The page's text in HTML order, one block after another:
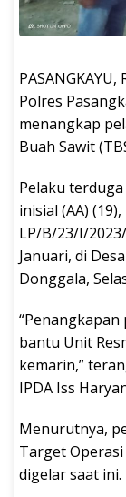
Polres
menangkap
Buah Sawit
Pelaku
inisial (AA)
LP/B/23/I/
Januari, di
Donggala,
bantu Unit
kemarin,”
IPDA Iss
Menurutnya,
Target
digelar saat ini.